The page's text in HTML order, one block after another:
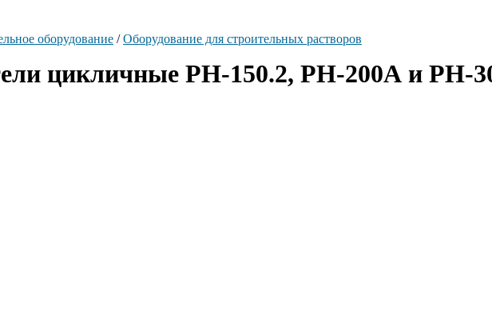
оборудование /Оборудование для строительных растворов
цикличные РН-150.2, РН-200А и РН-